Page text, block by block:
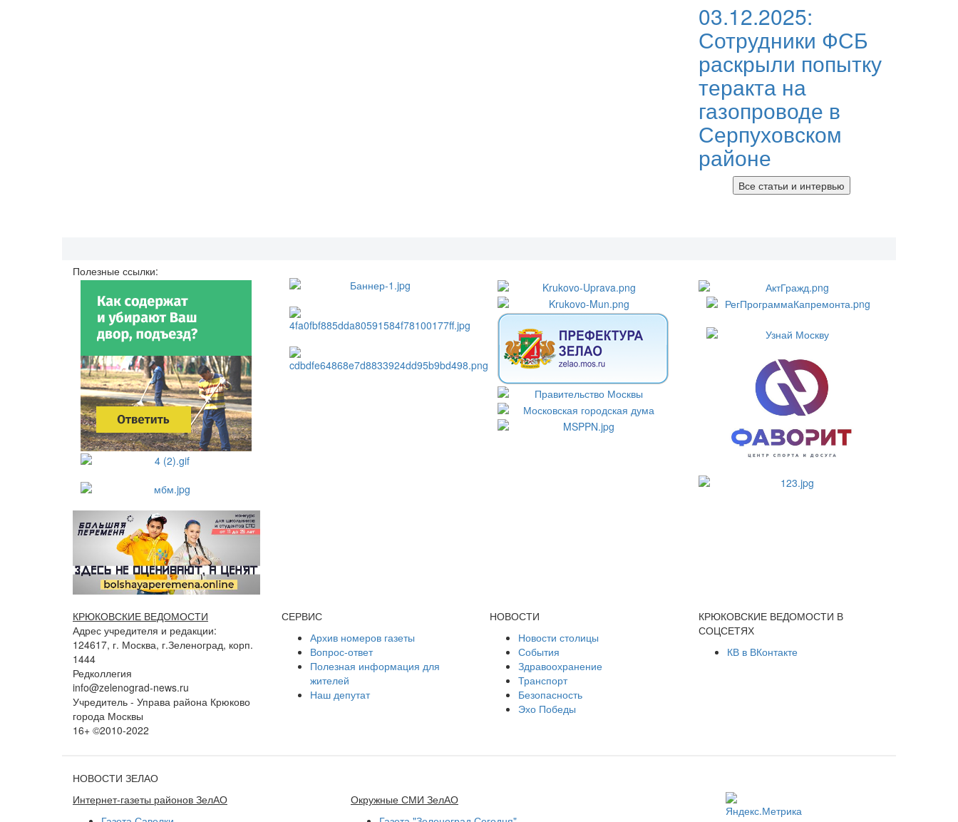
03.12.2025:
Сотрудники ФСБ
раскрыли попытку
теракта на
газопроводе в
Серпуховском
районе
Все статьи и интервью
Полезные ссылки:
КРЮКОВСКИЕ ВЕДОМОСТИ
Адрес учредителя и редакции:
124617, г. Москва, г.Зеленоград, корп.
1444
Редколлегия
info@zelenograd-news.ru
Учредитель - Управа района Крюково
города Москвы
16+ ©2010-2022
СЕРВИС
Архив номеров газеты
Вопрос-ответ
Полезная информация для
жителей
Наш депутат
НОВОСТИ
Новости столицы
События
Здравоохранение
Транспорт
Безопасность
Эхо Победы
КРЮКОВСКИЕ ВЕДОМОСТИ В
СОЦСЕТЯХ
КВ в ВКонтакте
НОВОСТИ ЗЕЛАО
Интернет-газеты районов ЗелАО
Окружные СМИ ЗелАО